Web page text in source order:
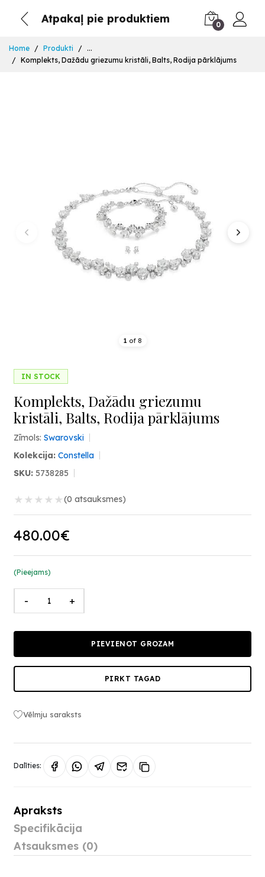
Atpakaļ pie produktiem 0
Home Produkti
...
Komplekts, Dažādu griezumu kristāli, Balts, Rodija pārklājums
1 of 8
IN STOCK
Komplekts, Dažādu griezumu
kristāli, Balts, Rodija pārklājums
Zīmols: Swarovski
Kolekcija: Constella
SKU: 5738285
★ ★ ★ ★ ★(0 atsauksmes)
480.00€
(Pieejams)
- +
PIEVIENOT GROZAM
PIRKT TAGAD
Vēlmju saraksts
Dalīties:
Apraksts
Specifikācija
Atsauksmes (0)